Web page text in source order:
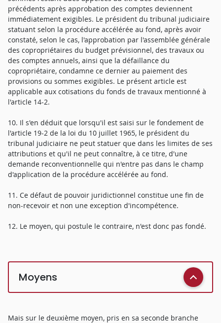
précédents après approbation des comptes deviennent
immédiatement exigibles. Le président du tribunal judiciaire
statuant selon la procédure accélérée au fond, après avoir
constaté, selon le cas, l'approbation par l'assemblée générale
des copropriétaires du budget prévisionnel, des travaux ou
des comptes annuels, ainsi que la défaillance du
copropriétaire, condamne ce dernier au paiement des
provisions ou sommes exigibles. Le présent article est
applicable aux cotisations du fonds de travaux mentionné à
l'article 14-2.
10. Il s'en déduit que lorsqu'il est saisi sur le fondement de
l'article 19-2 de la loi du 10 juillet 1965, le président du
tribunal judiciaire ne peut statuer que dans les limites de ses
attributions et qu'il ne peut connaître, à ce titre, d'une
demande reconventionnelle qui n'entre pas dans le champ
d'application de la procédure accélérée au fond.
11. Ce défaut de pouvoir juridictionnel constitue une fin de
non-recevoir et non une exception d'incompétence.
12. Le moyen, qui postule le contraire, n'est donc pas fondé.
Moyens
Mais sur le deuxième moyen, pris en sa seconde branche